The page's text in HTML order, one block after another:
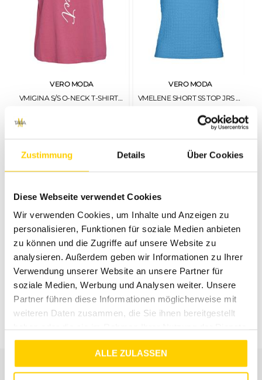
Zustimmung Details Über Cookies
Diese Webseite verwendet Cookies
Wir verwenden Cookies, um Inhalte und Anzeigen zu
personalisieren, Funktionen für soziale Medien anbieten
zu können und die Zugriffe auf unsere Website zu
analysieren. Außerdem geben wir Informationen zu Ihrer
Verwendung unserer Website an unsere Partner für
soziale Medien, Werbung und Analysen weiter. Unsere
Partner führen diese Informationen möglicherweise mit
weiteren Daten zusammen, die Sie ihnen bereitgestellt
gesammelt haben.
ALLE ZULASSEN
VERO MODA
VMIGINA S/S O-NECK T-SHIRT JRS BTQ RASPBERRY SORBET
VERO MODA
VMELENE SHORT SS TOP JRS BONNIE BLUE
99
VERO MODA
VMPANNA GLENN SL TOP JRS BRIGHT GREEN
€14, 99
VERO MODA
€12,99